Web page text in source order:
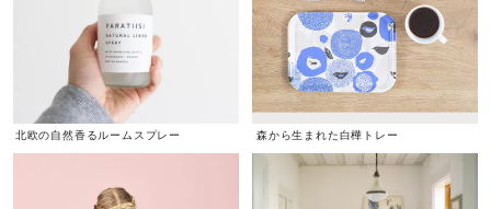
北欧の自然香るルームスプレー 森から生まれた白樺トレー